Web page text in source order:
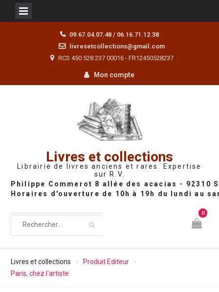
09.67.04.07.48 / 06.16.71.12.38
livresetcollections@gmail.com
RCS 450 528 237 00016 - FR12450528237
Mon compte
Livres et collections
Librairie de livres anciens et rares. Expertise
sur R.V.
0
Livres et collections
Produit Editeur
Paris, chez l'artiste